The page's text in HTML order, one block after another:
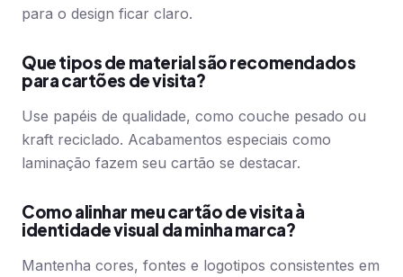
para o design ficar claro.
Que tipos de material são recomendados
para cartões de visita?
Use papéis de qualidade, como couche pesado ou
kraft reciclado. Acabamentos especiais como
laminação fazem seu cartão se destacar.
Como alinhar meu cartão de visita à
identidade visual da minha marca?
Mantenha cores, fontes e logotipos consistentes em